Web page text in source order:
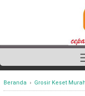
Beranda › Grosir Keset Murah